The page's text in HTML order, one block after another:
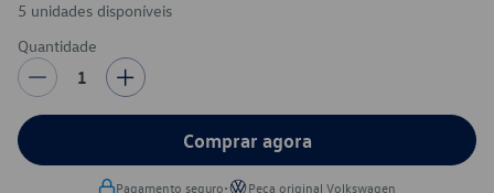
5 unidades disponíveis
Quantidade
1
Comprar agora
Pagamento seguro• Peça original Volkswagen